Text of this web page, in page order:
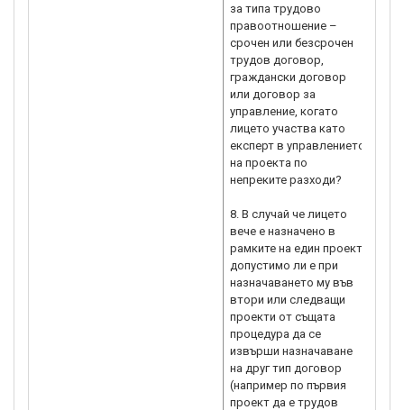
за типа трудово
правоотношение –
срочен или безсрочен
трудов договор,
граждански договор
или договор за
управление, когато
лицето участва като
експерт в управлението
на проекта по
непреките разходи?
8. В случай че лицето
вече е назначено в
рамките на един проект,
допустимо ли е при
назначаването му във
втори или следващи
проекти от същата
процедура да се
извърши назначаване
на друг тип договор
(например по първия
проект да е трудов